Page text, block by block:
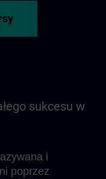
sukcesu w
i
poprzez